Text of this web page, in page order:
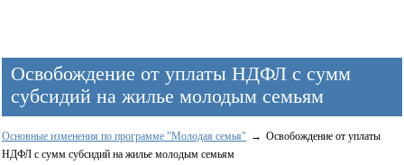
Освобождение от уплаты НДФЛ с сумм
субсидий на жилье молодым семьям
Основные изменения по программе "Молодая семья"
Освобождение от уплаты
НДФЛ с сумм субсидий на жилье молодым семьям